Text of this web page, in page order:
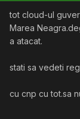
tot cloud-ul
Marea
a atacat.
stati sa vedeti
cu cnp cu tot.sa